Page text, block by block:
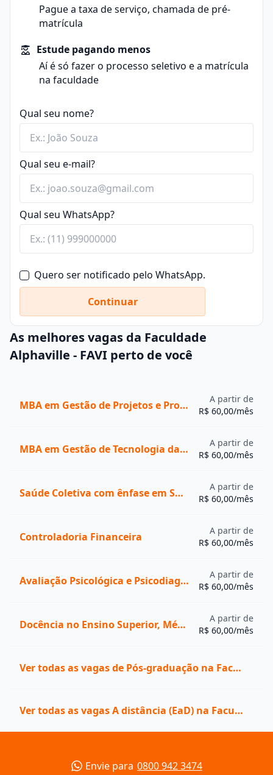
Pague a taxa de serviço, chamada de pré-
matrícula
Estude pagando menos
Aí é só fazer o processo seletivo e a matrícula
na faculdade
Qual seu nome?
Qual seu e-mail?
Qual seu WhatsApp?
Quero ser notificado pelo WhatsApp.
Continuar
As melhores vagas da Faculdade
Alphaville - FAVI perto de você
MBA em Gestão de Projetos e Processos
A partir de
R$ 60,00/mês
MBA em Gestão de Tecnologia da Informação
A partir de
R$ 60,00/mês
Saúde Coletiva com ênfase em Saúde da Família
A partir de
R$ 60,00/mês
Controladoria Financeira
A partir de
R$ 60,00/mês
Avaliação Psicológica e Psicodiagnóstico
A partir de
R$ 60,00/mês
Docência no Ensino Superior, Médio e Técnico
A partir de
R$ 60,00/mês
Ver todas as vagas de Pós-graduação na Faculdade Alphaville - FAVI
Ver todas as vagas A distância (EaD) na Faculdade Alphaville - FAVI
Envie para 0800 942 3474